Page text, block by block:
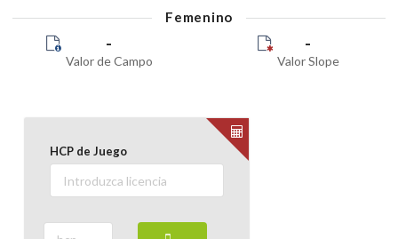
Femenino
-
Valor de Campo
-
Valor Slope
HCP de Juego